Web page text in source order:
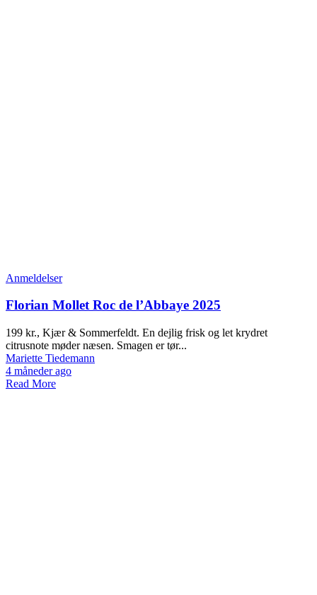
Anmeldelser
Florian Mollet Roc de l’Abbaye 2025
199 kr., Kjær & Sommerfeldt. En dejlig frisk og let krydret
citrusnote møder næsen. Smagen er tør...
Mariette Tiedemann
4 måneder ago
Read More